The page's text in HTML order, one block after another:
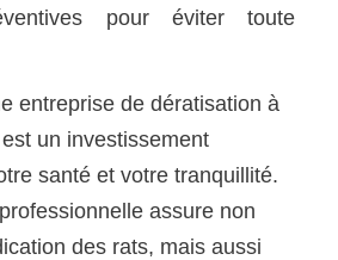
pour éviter toute
entreprise de dératisation à
un investissement
santé et votre tranquillité.
assure non
des rats, mais aussi